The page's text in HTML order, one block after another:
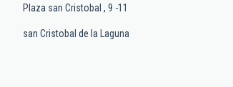
Plaza san Cristobal , 9 -11
san Cristobal de la Laguna